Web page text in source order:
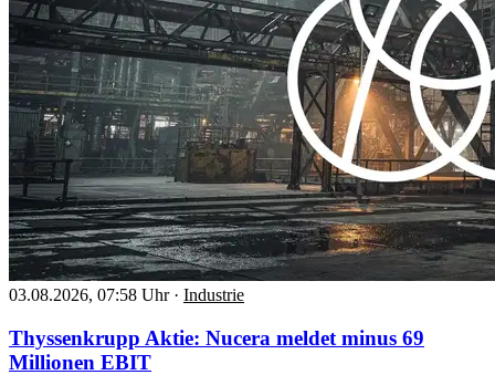
03.08.2026, 07:58 Uhr · Industrie
Thyssenkrupp Aktie: Nucera meldet minus 69
Millionen EBIT